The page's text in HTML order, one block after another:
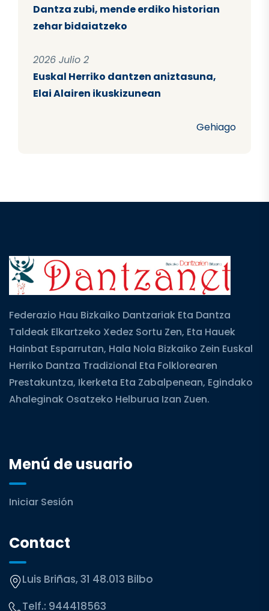
Dantza zubi, mende erdiko historian
zehar bidaiatzeko
2026 Julio 2
Euskal Herriko dantzen aniztasuna,
Elai Alairen ikuskizunean
Gehiago
Federazio Hau Bizkaiko Dantzariak Eta Dantza
Taldeak Elkartzeko Xedez Sortu Zen, Eta Hauek
Hainbat Esparrutan, Hala Nola Bizkaiko Zein Euskal
Herriko Dantza Tradizional Eta Folklorearen
Prestakuntza, Ikerketa Eta Zabalpenean, Egindako
Ahaleginak Osatzeko Helburua Izan Zuen.
Menú de usuario
Iniciar Sesión
Contact
Luis Briñas, 31 48.013 Bilbo
Telf.: 944418563